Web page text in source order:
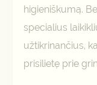
higieniškumą.
specialius
užtikrinančius,
prisilietę prie